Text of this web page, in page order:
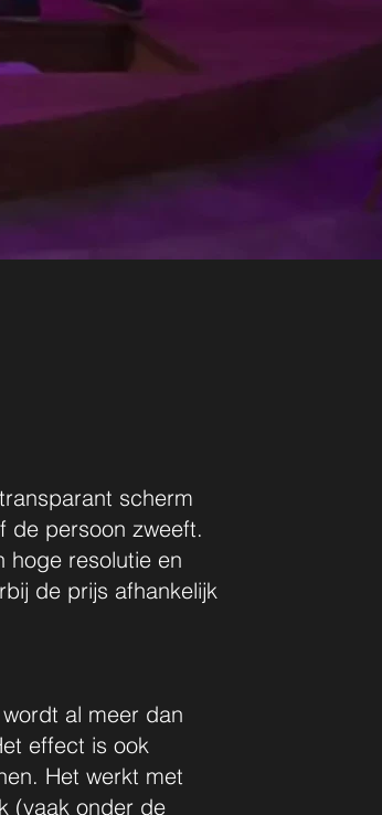
scherm
de persoon zweeft.
hoge resolutie en
de prijs afhankelijk
al meer dan
effect is ook
Het werkt met
(vaak onder de